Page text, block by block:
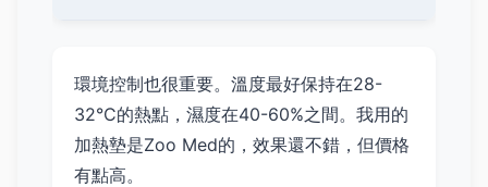
環境控制也很重要。溫度最好保持在28-
32°C的熱點，濕度在40-60%之間。我用的
加熱墊是Zoo Med的，效果還不錯，但價格
有點高。